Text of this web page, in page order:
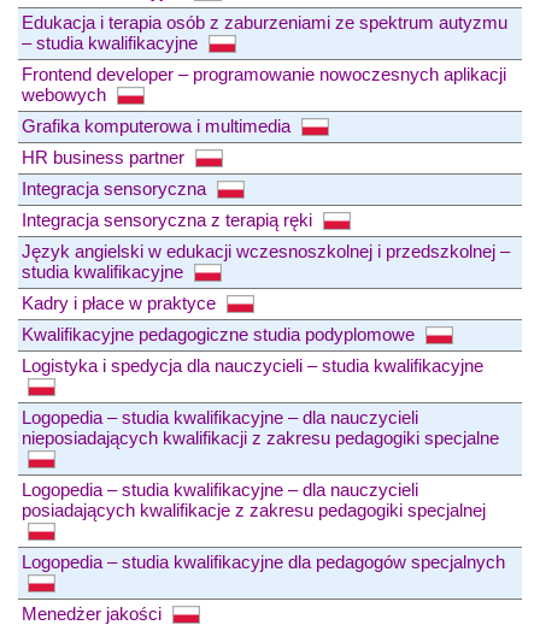
Edukacja i terapia osób z zaburzeniami ze spektrum autyzmu
– studia kwalifikacyjne
Frontend developer – programowanie nowoczesnych aplikacji
webowych
Grafika komputerowa i multimedia
HR business partner
Integracja sensoryczna
Integracja sensoryczna z terapią ręki
Język angielski w edukacji wczesnoszkolnej i przedszkolnej –
studia kwalifikacyjne
Kadry i płace w praktyce
Kwalifikacyjne pedagogiczne studia podyplomowe
Logistyka i spedycja dla nauczycieli – studia kwalifikacyjne
Logopedia – studia kwalifikacyjne – dla nauczycieli
nieposiadających kwalifikacji z zakresu pedagogiki specjalne
Logopedia – studia kwalifikacyjne – dla nauczycieli
posiadających kwalifikacje z zakresu pedagogiki specjalnej
Logopedia – studia kwalifikacyjne dla pedagogów specjalnych
Menedżer jakości